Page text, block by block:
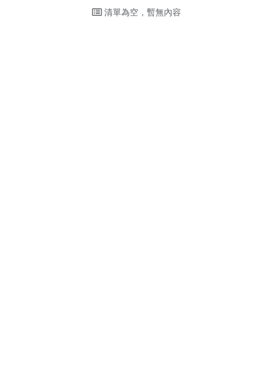
清單為空，暫無內容